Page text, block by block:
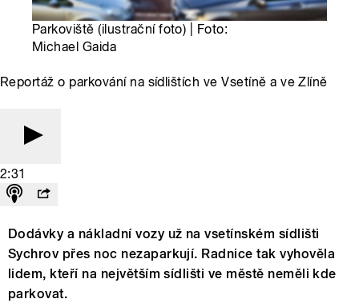
Parkoviště (ilustrační foto) | Foto:
Michael Gaida
Reportáž o parkování na sídlištích ve Vsetíně a ve Zlíně
2:31
Dodávky a nákladní vozy už na vsetínském sídlišti
Sychrov přes noc nezaparkují. Radnice tak vyhověla
lidem, kteří na největším sídlišti ve městě neměli kde
parkovat.